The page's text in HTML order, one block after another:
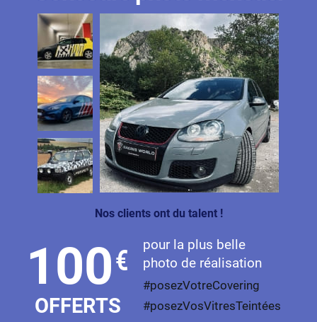
Nos clients ont du talent !
100€
OFFERTS
pour la plus belle
photo de réalisation
#posezVotreCovering
#posezVosVitresTeintées